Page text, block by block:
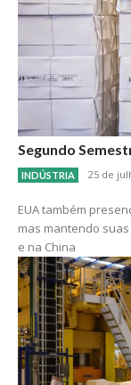
Segundo
INDÚSTRIA 25 de
EUA também
mas mantendo
e na China